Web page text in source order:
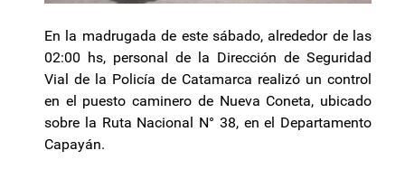
En la madrugada de este sábado, alrededor de las
02:00 hs, personal de la Dirección de Seguridad
Vial de la Policía de Catamarca realizó un control
en el puesto caminero de Nueva Coneta, ubicado
sobre la Ruta Nacional N° 38, en el Departamento
Capayán.